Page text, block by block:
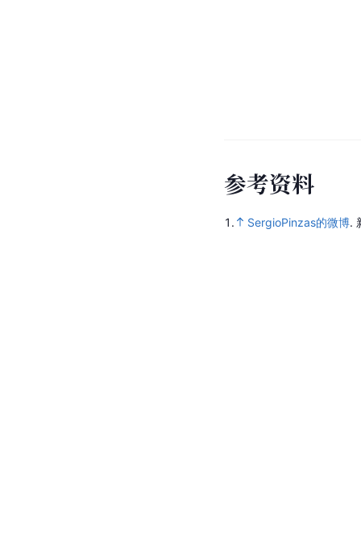
参考资料
1. SergioPinzas的微博.